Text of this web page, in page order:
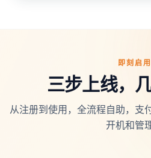
即刻启用
三步上线，
从注册到使用，全流程自助，支
开机和管